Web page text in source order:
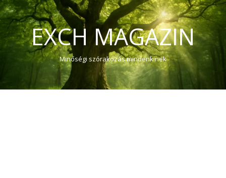
EXCH MAGAZIN
Minőségi szórakozás mindenkinek